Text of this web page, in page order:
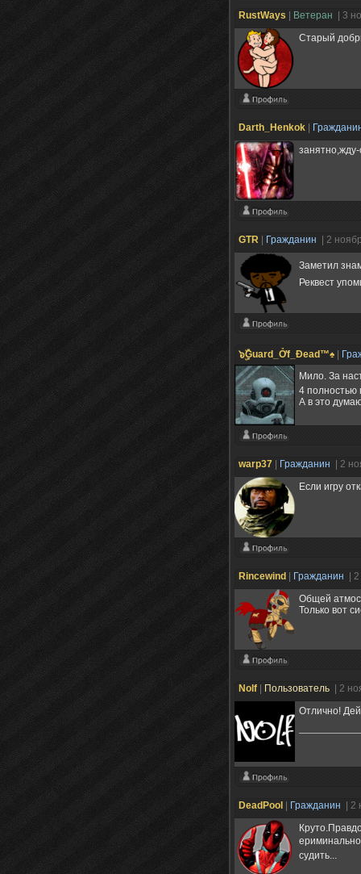
RustWays Ветеран
| 3
Старый
Darth_Henkok
занятно,жду-
GTR Гражданин | 2
Заметил
Реквест
๖ۣۜĢuard_Ởf_Ðead™♠
Мило. За
4 полностью
А в это
warp37 Гражданин
| 2
Если игру
Rincewind Гражданин
|
Общей
Только вот
Nolf Пользователь
| 2
Отлично!
DeadPool Гражданин
|
судить...